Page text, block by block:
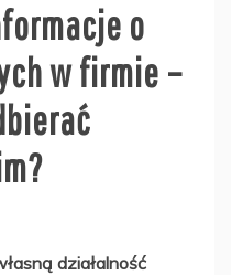
o
w firmie –
działalność